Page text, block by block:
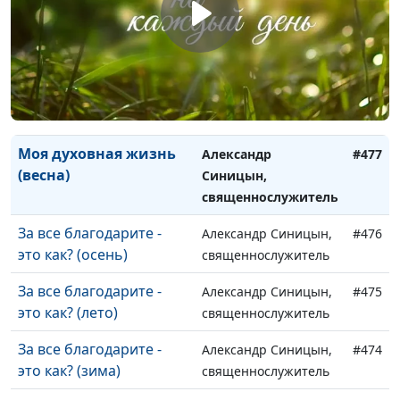
Моя духовная жизнь
(лето)
Александр Синицын,
священнослужитель
#479
Моя духовная жизнь
(зима)
Александр Синицын,
священнослужитель
#478
Моя духовная жизнь
(весна)
Александр
Синицын,
священнослужитель
#477
За все благодарите -
это как? (осень)
Александр Синицын,
священнослужитель
#476
За все благодарите -
это как? (лето)
Александр Синицын,
священнослужитель
#475
За все благодарите -
это как? (зима)
Александр Синицын,
священнослужитель
#474